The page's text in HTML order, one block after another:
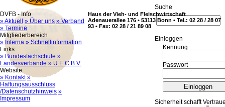
Haus der Vieh- und Fleischwirtschaft
Adenauerallee 176 • 53113 Bonn • Tel.: 02 28 / 28 07
93 • Fax: 02 28 / 21 89 08
DVFB - Info
» Aktuell
» Über uns » Verband
» Termine
Mitgliederbereich
» Interna » Schnellinformation
Links
» Bundesfachschule »
Landesverbände » U.E.C.B.V.
Website
» Kontakt »
Haftungsausschluss
/Datenschutzhinweis »
Impressum
Suche
Ein­log­gen
Kennung
Passwort
Sicherheit schafft